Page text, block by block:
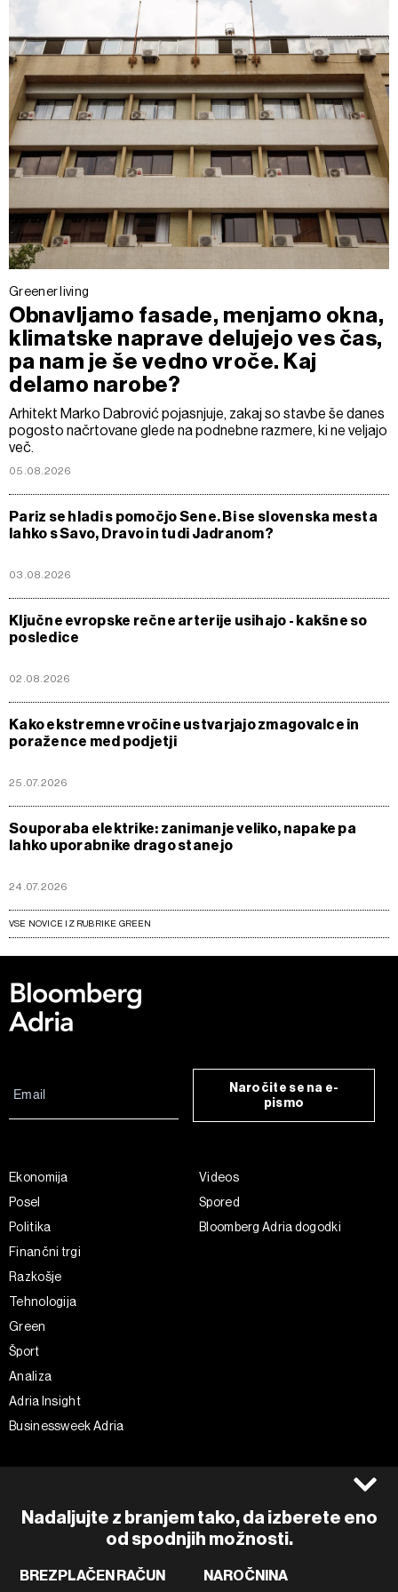
Greener living
Obnavljamo fasade, menjamo okna,
klimatske naprave delujejo ves čas,
pa nam je še vedno vroče. Kaj
delamo narobe?
Arhitekt Marko Dabrović pojasnjuje, zakaj so stavbe še danes
pogosto načrtovane glede na podnebne razmere, ki ne veljajo
več.
05.08.2026
Pariz se hladi s pomočjo Sene. Bi se slovenska mesta
lahko s Savo, Dravo in tudi Jadranom?
03.08.2026
Ključne evropske rečne arterije usihajo - kakšne so
posledice
02.08.2026
Kako ekstremne vročine ustvarjajo zmagovalce in
poražence med podjetji
25.07.2026
Souporaba elektrike: zanimanje veliko, napake pa
lahko uporabnike drago stanejo
24.07.2026
VSE NOVICE IZ RUBRIKE GREEN
Nadaljujte z branjem tako, da izberete eno
od spodnjih možnosti.
BREZPLAČEN RAČUN NAROČNINA
Naročite se na e-
pismo
Ekonomija
Posel
Politika
Finančni trgi
Razkošje
Tehnologija
Green
Šport
Analiza
Adria Insight
Businessweek Adria
Videos
Spored
Bloomberg Adria dogodki
Piškotki
Marketing
Instagram
Linkedin